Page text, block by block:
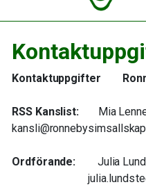
Kontaktuppgifter
RSS Kanslist: Mia
Ordförande: Julia